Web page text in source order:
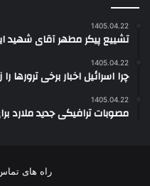
1405.04.22
تشییع پیکر مطهر آقای شهید
1405.04.22
چرا اسرائیل اخبار برخی ترورها
1405.04.22
مصوبات ترافیکی جدید ملارد
راه های تماس